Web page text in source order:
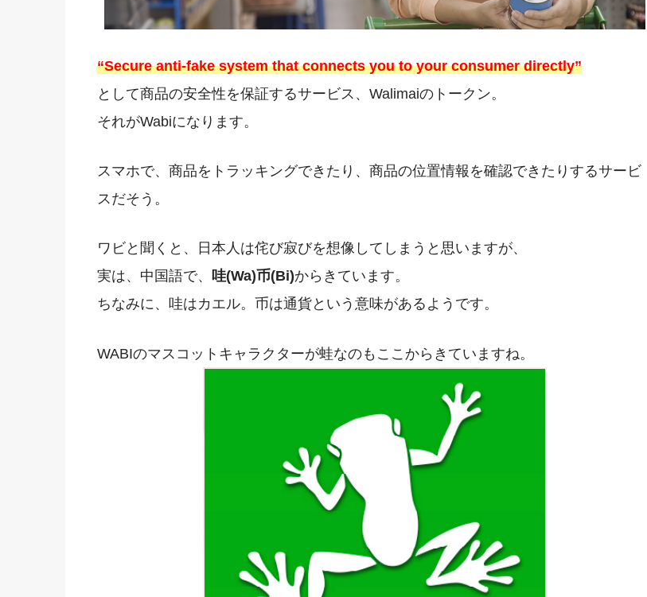
“Secure anti-fake system that connects you to your consumer directly”
として商品の安全性を保証するサービス、Walimaiのトークン。
それがWabiになります。
スマホで、商品をトラッキングできたり、商品の位置情報を確認できたりするサービ
スだそう。
ワビと聞くと、日本人は侘び寂びを想像してしまうと思いますが、
実は、中国語で、 哇(Wa)币(Bi)からきています。
ちなみに、哇はカエル。币は通貨という意味があるようです。
WABIのマスコットキャラクターが蛙なのもここからきていますね。